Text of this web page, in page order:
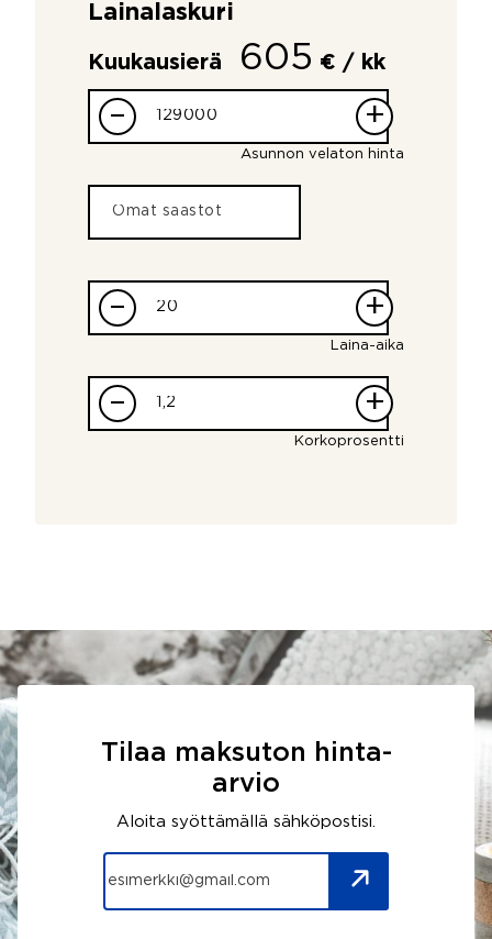
Lainalaskuri
Kuukausierä 605 € / kk
– +
Asunnon velaton hinta
– +
Laina-aika
– +
Korkoprosentti
Tilaa maksuton hinta-
arvio
Aloita syöttämällä sähköpostisi.